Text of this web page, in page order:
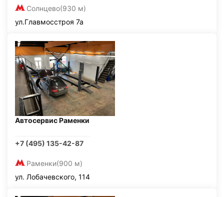
Солнцево(930 м)
ул.Главмосстроя 7а
Автосервис Раменки
+7 (495) 135-42-87
Раменки(900 м)
ул. Лобачевского, 114